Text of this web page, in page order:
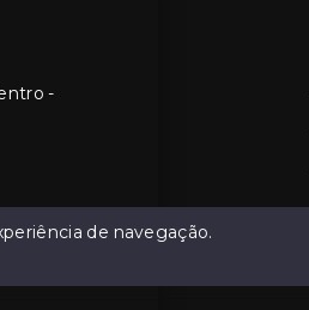
-
de navegação.